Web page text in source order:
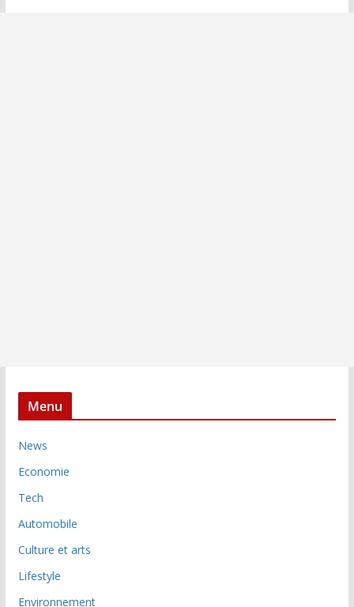
Menu
News
Economie
Tech
Automobile
Culture et arts
Lifestyle
Environnement